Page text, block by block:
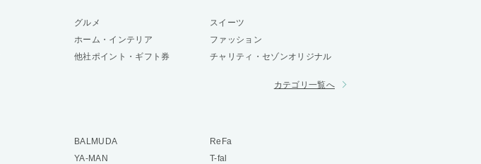
グルメ
スイーツ
ホーム・インテリア
ファッション
他社ポイント・ギフト券 チャリティ・セゾンオリジナル
カテゴリ一覧へ
BALMUDA
ReFa
YA-MAN
T-fal